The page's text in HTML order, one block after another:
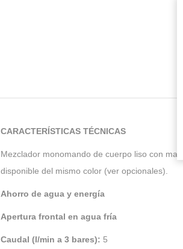
CARACTERÍSTICAS TÉCNICAS
Mezclador monomando de cuerpo liso con
disponible del mismo color (ver opcionales).
Ahorro de agua y energía
Apertura frontal en agua fría
Caudal (l/min a 3 bares): 5